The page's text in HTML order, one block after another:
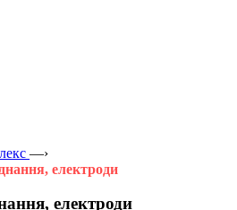
—›
електроди
електроди